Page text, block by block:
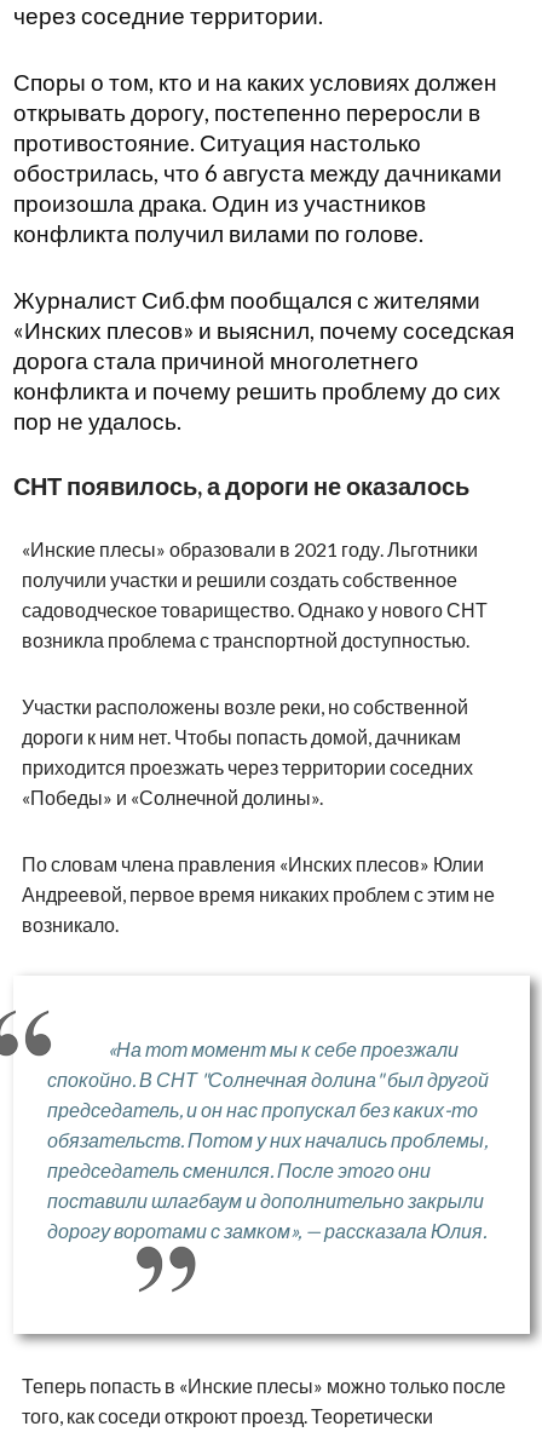
через соседние территории.
Споры о том, кто и на каких условиях должен
открывать дорогу, постепенно переросли в
противостояние. Ситуация настолько
обострилась, что 6 августа между дачниками
произошла драка. Один из участников
конфликта получил вилами по голове.
Журналист Сиб.фм пообщался с жителями
«Инских плесов» и выяснил, почему соседская
дорога стала причиной многолетнего
конфликта и почему решить проблему до сих
пор не удалось.
СНТ появилось, а дороги не оказалось
«Инские плесы» образовали в 2021 году. Льготники
получили участки и решили создать собственное
садоводческое товарищество. Однако у нового СНТ
возникла проблема с транспортной доступностью.
Участки расположены возле реки, но собственной
дороги к ним нет. Чтобы попасть домой, дачникам
приходится проезжать через территории соседних
«Победы» и «Солнечной долины».
По словам члена правления «Инских плесов» Юлии
Андреевой, первое время никаких проблем с этим не
возникало.
«На тот момент мы к себе проезжали
спокойно. В СНТ "Солнечная долина" был другой
председатель, и он нас пропускал без каких-то
обязательств. Потом у них начались проблемы,
председатель сменился. После этого они
поставили шлагбаум и дополнительно закрыли
дорогу воротами с замком», — рассказала Юлия.
Теперь попасть в «Инские плесы» можно только после
того, как соседи откроют проезд. Теоретически